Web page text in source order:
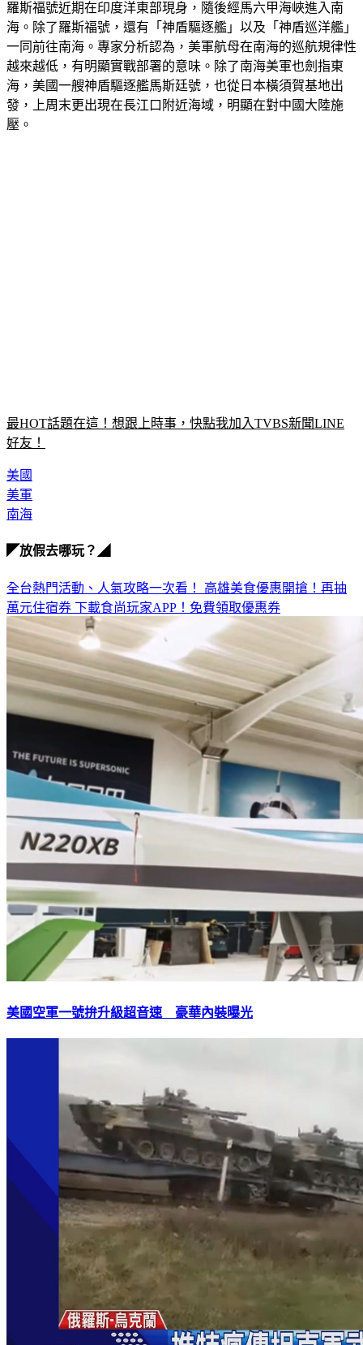
海。除了羅斯福號，還有「神盾驅逐艦」以及「神盾巡洋艦」
一同前往南海。專家分析認為，美軍航母在南海的巡航規律性
越來越低，有明顯實戰部署的意味。除了南海美軍也劍指東
海，美國一艘神盾驅逐艦馬斯廷號，也從日本橫須賀基地出
發，上周末更出現在長江口附近海域，明顯在對中國大陸施
壓。
好友！
美軍
南海
萬元住宿券下載食尚玩家APP！免費領取優惠券